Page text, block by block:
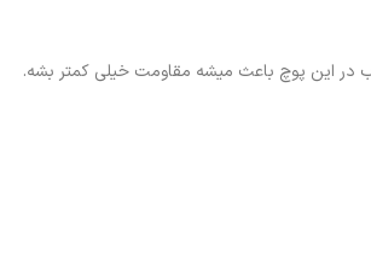
در این پوچ باعث میشه مقاومت خیلی کمتر بشه.